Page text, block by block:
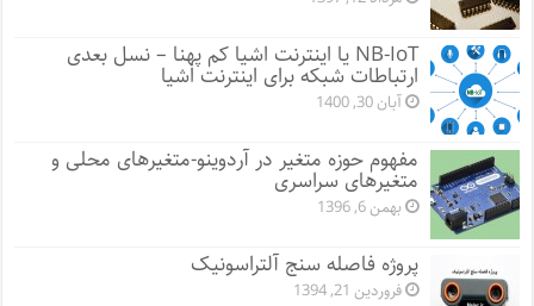
NB-IoT یا اینترنت اشیا کم پهنا – نسل بعدی
ارتباطات شبکه برای اینترنت اشیا
آبان 30, 1400
مفهوم حوزه متغیر در آردوینو-متغیرهای محلی و
متغیرهای سراسری
بهمن 6, 1396
پروژه فاصله سنج آلتراسونیک
فروردین 21, 1394